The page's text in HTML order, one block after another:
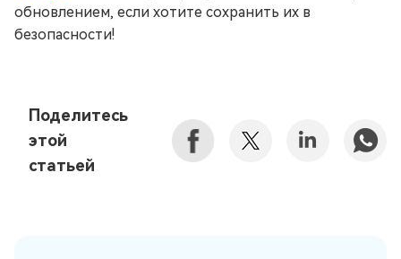
обновлением, если хотите сохранить их в
безопасности!
Поделитесь
этой
статьей